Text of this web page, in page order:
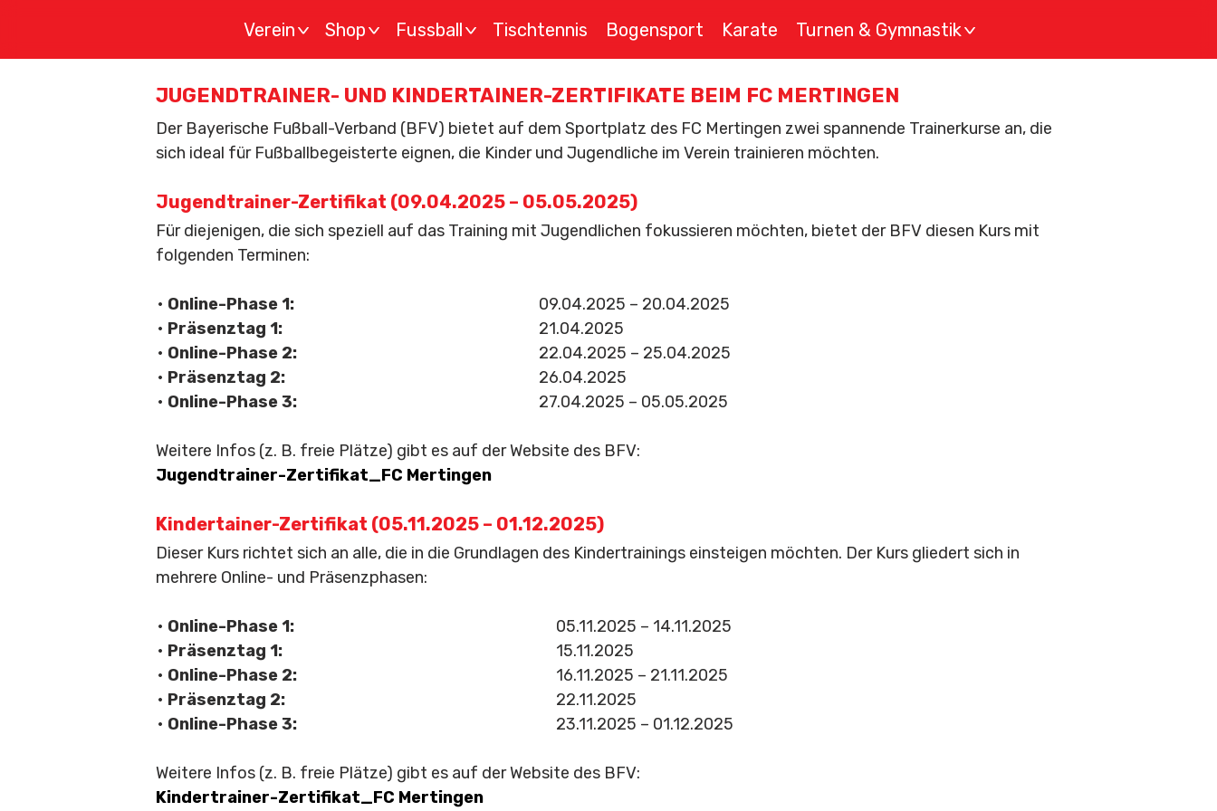
Verein> Shop> Fussball > Tischtennis Bogensport Karate Turnen & Gymnastik>
JUGENDTRAINER- UND KINDERTAINER-ZERTIFIKATE BEIM FC MERTINGEN
Der Bayerische Fußball-Verband (BFV) bietet auf dem Sportplatz des FC Mertingen zwei spannende Trainerkurse an, die
sich ideal für Fußballbegeisterte eignen, die Kinder und Jugendliche im Verein trainieren möchten.
Jugendtrainer-Zertifikat (09.04.2025 – 05.05.2025)
Für diejenigen, die sich speziell auf das Training mit Jugendlichen fokussieren möchten, bietet der BFV diesen Kurs mit
folgenden Terminen:
• Online-Phase 1:
09.04.2025 – 20.04.2025
• Präsenztag 1:
21.04.2025
• Online-Phase 2:
22.04.2025 – 25.04.2025
• Präsenztag 2:
26.04.2025
• Online-Phase 3: 27.04.2025 – 05.05.2025
Weitere Infos (z. B. freie Plätze) gibt es auf der Website des BFV:
Jugendtrainer-Zertifikat_FC Mertingen
Kindertainer-Zertifikat (05.11.2025 – 01.12.2025)
Dieser Kurs richtet sich an alle, die in die Grundlagen des Kindertrainings einsteigen möchten. Der Kurs gliedert sich in
mehrere Online- und Präsenzphasen:
• Online-Phase 1:
05.11.2025 – 14.11.2025
• Präsenztag 1:
15.11.2025
• Online-Phase 2:
16.11.2025 – 21.11.2025
• Präsenztag 2:
22.11.2025
• Online-Phase 3: 23.11.2025 – 01.12.2025
Weitere Infos (z. B. freie Plätze) gibt es auf der Website des BFV:
Kindertrainer-Zertifikat_FC Mertingen